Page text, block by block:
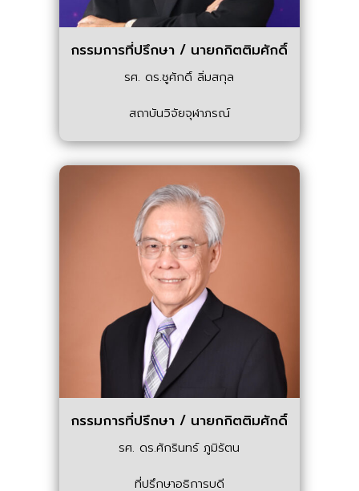
กรรมการที่ปรึกษา / นายกกิตติมศักดิ์
รศ. ดร.ชูศักดิ์ ลิ่มสกุล
สถาบันวิจัยจุฬาภรณ์
กรรมการที่ปรึกษา / นายกกิตติมศักดิ์
รศ. ดร.ศักรินทร์ ภูมิรัตน
ที่ปรึกษาอธิการบดี